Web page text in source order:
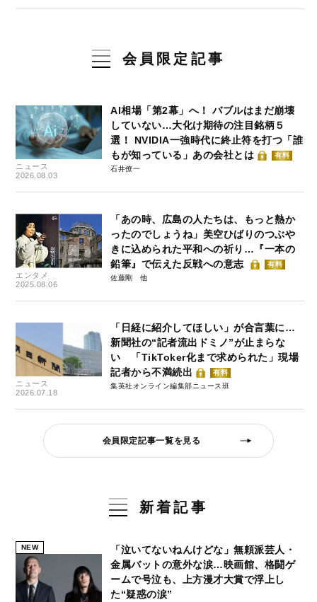
会員限定記事
ニュース
2026.08.03
AI相場「第2幕」へ！ バブルはまだ崩壊
していない…大化け期待の注目銘柄５
選！ NVIDIA一強時代に終止符を打つ「誰
もが知っている」あの会社とは
有料
石井僚一
エンタメ
2025.08.06
「あの時、広島の人たちは、もっと熱か
ったのでしょうね」美空ひばりのつぶや
きに込められた平和への祈り…『一本の
鉛筆』で伝えた反戦への意志
有料
佐藤剛
ニュース
2026.07.18
「日経に紹介してほしい」が合言葉に…
新聞社の“記者流出ドミノ”が止まらな
い 「TikToker化まで求められた」現場
記者から不満続出
有料
集英社オンライン編集部ニュース班
会員限定記事一覧を見る
新着記事
NEW
「泣いてないねんけどな」無頼派芸人・
金属バットの意外な涙…映画館、格闘ゲ
ームで号泣も、上方漫才大賞で浮上し
た“疑惑の涙”